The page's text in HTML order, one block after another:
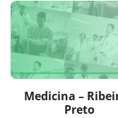
Medicina –
Preto